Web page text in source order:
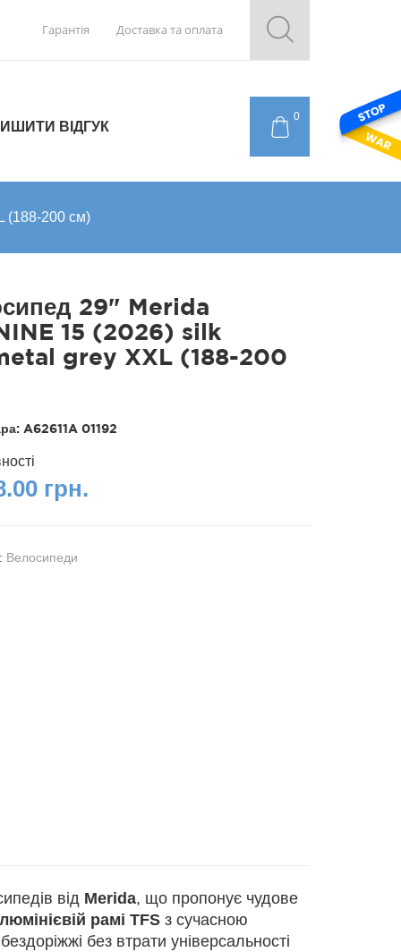
Гарантія Доставка та оплата
0
ВІДГУК
(188-200 см)
29" Merida
15 (2026) silk
grey XXL (188-200
A62611A 01192
грн.
Велосипеди
від Merida, що пропонує чудове
рамі TFSз сучасною
без втрати універсальності